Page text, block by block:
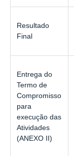
Resultado
Final
Entrega do
Termo de
Compromisso
para
execução das
Atividades
(ANEXO II)